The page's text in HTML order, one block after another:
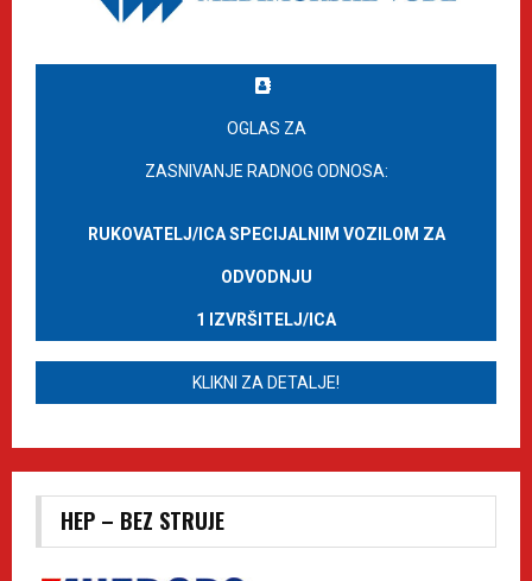
OGLAS ZA
ZASNIVANJE RADNOG ODNOSA:
RUKOVATELJ/ICA SPECIJALNIM VOZILOM ZA
ODVODNJU
1 IZVRŠITELJ/ICA
KLIKNI ZA DETALJE!
HEP – BEZ STRUJE